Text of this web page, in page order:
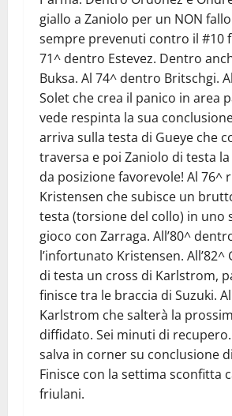
giallo a Zaniolo per un NON
sempre prevenuti contro il #10
71^ dentro Estevez. Dentro
Buksa. Al 74^ dentro Britschgi.
Solet che crea il panico in area
vede respinta la sua
arriva sulla testa di Gueye che
traversa e poi Zaniolo di testa
da posizione favorevole! Al 76^
Kristensen che subisce un
testa (torsione del collo) in uno
gioco con Zarraga. All’80^
l’infortunato Kristensen. All’82^
di testa un cross di Karlstrom,
finisce tra le braccia di Suzuki.
Karlstrom che salterà la
diffidato. Sei minuti di recupero.
salva in corner su conclusione
Finisce con la settima sconfitta
friulani.